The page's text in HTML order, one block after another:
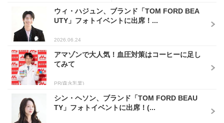
ウィ・ハジュン、ブランド「TOM FORD BEA
UTY」フォトイベントに出席！...
2026.06.24
アマゾンで大人気！血圧対策はコーヒーに足し
てみて
PR(森永乳業)
シン・ヘソン、ブランド「TOM FORD BEAU
TY」フォトイベントに出席！(...